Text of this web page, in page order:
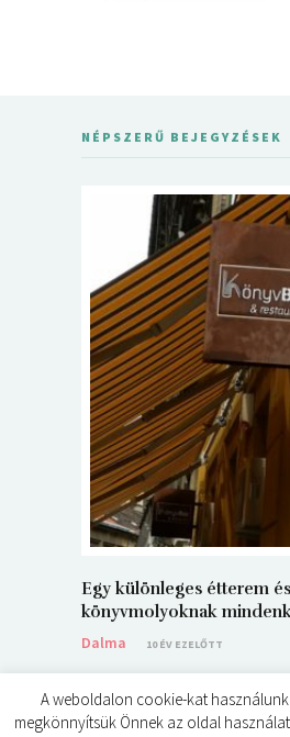
NÉPSZERŰ BEJEGYZÉSEK
Egy különleges étterem
könyvmolyoknak
Dalma
10 ÉV EZELŐTT
A weboldalon cookie-kat
megkönnyítsük Önnek az oldal